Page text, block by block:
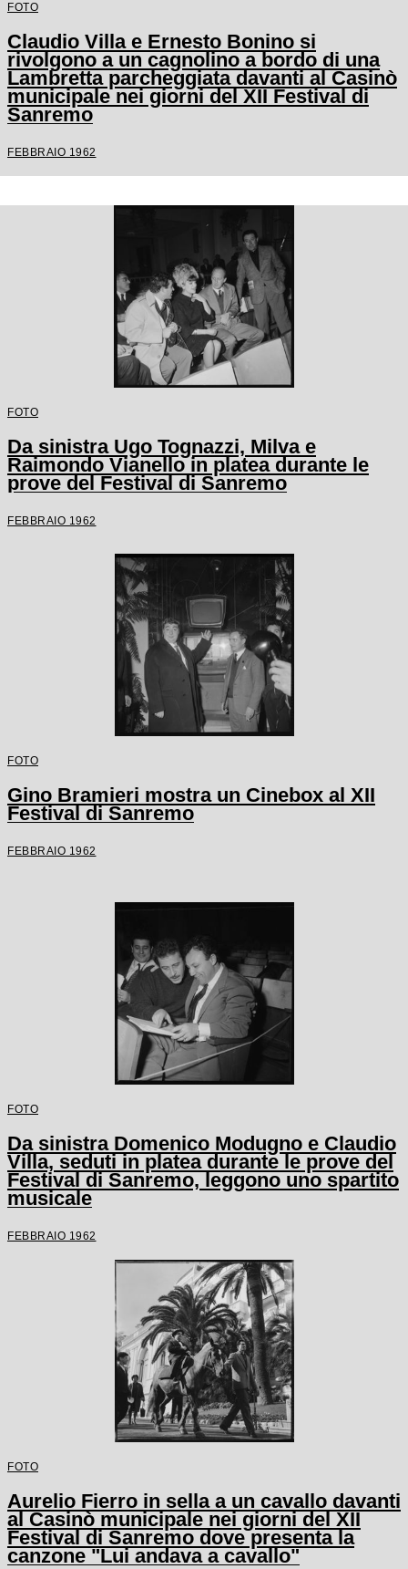
FOTO
Claudio Villa e Ernesto Bonino si
rivolgono a un cagnolino a bordo di una
Lambretta parcheggiata davanti al Casinò
municipale nei giorni del XII Festival di
Sanremo
FEBBRAIO 1962
FOTO
Da sinistra Ugo Tognazzi, Milva e
Raimondo Vianello in platea durante le
prove del Festival di Sanremo
FEBBRAIO 1962
FOTO
Gino Bramieri mostra un Cinebox al XII
Festival di Sanremo
FEBBRAIO 1962
FOTO
Da sinistra Domenico Modugno e Claudio
Villa, seduti in platea durante le prove del
Festival di Sanremo, leggono uno spartito
musicale
FEBBRAIO 1962
FOTO
Aurelio Fierro in sella a un cavallo davanti
al Casinò municipale nei giorni del XII
Festival di Sanremo dove presenta la
canzone "Lui andava a cavallo"